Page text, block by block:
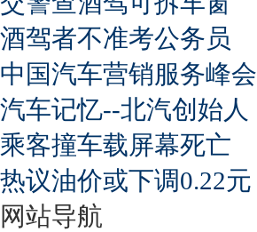
酒驾者不准考公务员
中国汽车营销服务峰会
汽车记忆--北汽创始人
乘客撞车载屏幕死亡
热议油价或下调0.22元
网站导航